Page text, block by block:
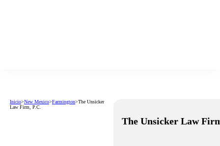
Inicio>New Mexico>Farmington>The Unsicker
Law Firm, P.C.
The Unsicker Law